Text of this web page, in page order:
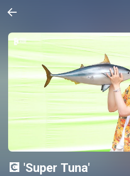
💽 'Super Tuna'